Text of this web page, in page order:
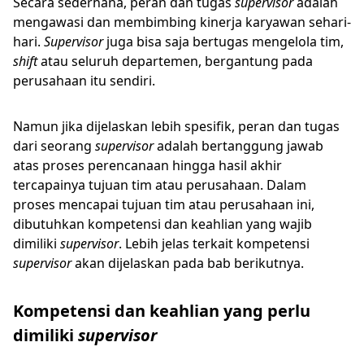
mengawasi dan membimbing kinerja karyawan sehari-
hari. Supervisorjuga bisa saja bertugas mengelola tim,
shiftatau seluruh departemen, bergantung pada
perusahaan itu sendiri.
Namun jika dijelaskan lebih spesifik, peran dan tugas
dari seorang supervisoradalah bertanggung jawab
atas proses perencanaan hingga hasil akhir
tercapainya tujuan tim atau perusahaan. Dalam
proses mencapai tujuan tim atau perusahaan ini,
dibutuhkan kompetensi dan keahlian yang wajib
dimiliki supervisor. Lebih jelas terkait kompetensi
supervisorakan dijelaskan pada bab berikutnya.
Kompetensi dan keahlian yang perlu
dimiliki supervisor